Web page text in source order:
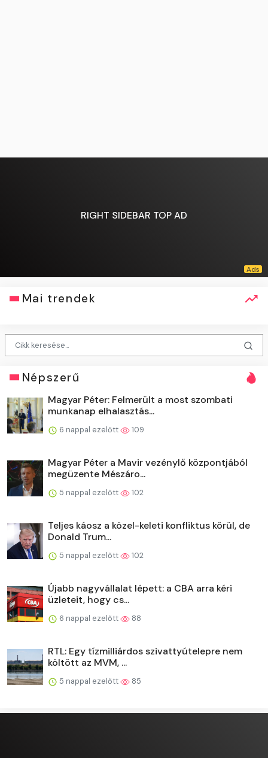
RIGHT SIDEBAR TOP AD
Mai trendek
Népszerű
Magyar Péter: Felmerült a most szombati
munkanap elhalasztás...
6 nappal ezelőtt 109
Magyar Péter a Mavir vezénylő központjából
megüzente Mészáro...
5 nappal ezelőtt 102
Teljes káosz a közel-keleti konfliktus körül, de
Donald Trum...
5 nappal ezelőtt 102
Újabb nagyvállalat lépett: a CBA arra kéri
üzleteit, hogy cs...
6 nappal ezelőtt 88
RTL: Egy tízmilliárdos szivattyútelepre nem
költött az MVM, ...
5 nappal ezelőtt 85